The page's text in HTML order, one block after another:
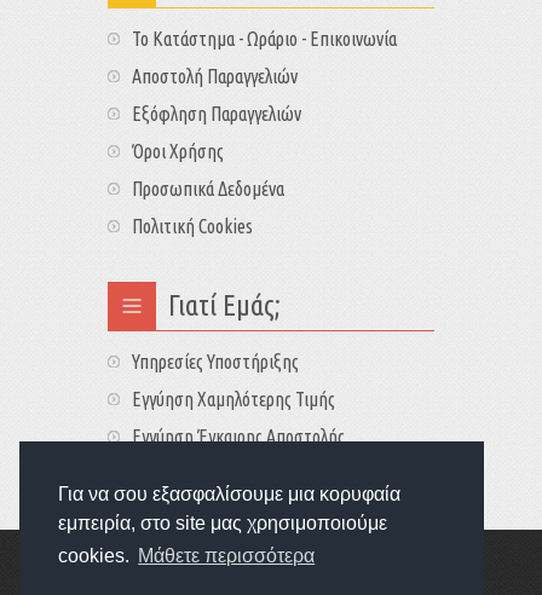
Για να σου εξασφαλίσουμε μια κορυφαία
εμπειρία, στο site μας χρησιμοποιούμε
cookies. Μάθετε περισσότερα
Το Κατάστημα - Ωράριο - Επικοινωνία
Αποστολή Παραγγελιών
Εξόφληση Παραγγελιών
Όροι Χρήσης
Προσωπικά Δεδομένα
Πολιτική Cookies
Γιατί Εμάς;
Υπηρεσίες Υποστήριξης
Εγγύηση Χαμηλότερης Τιμής
Εγγύηση Έγκαιρης Αποστολής
Copyright © 2022GameExplorers